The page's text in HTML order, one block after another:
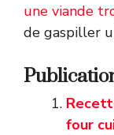
une viande
de gaspiller
four